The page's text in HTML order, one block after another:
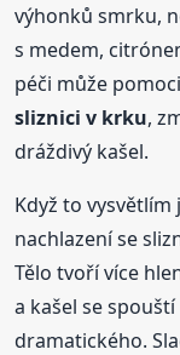
výhonků smrku,
s medem,
péči může
sliznici v krku,
dráždivý kašel.
Když to
nachlazení se
Tělo tvoří více
a kašel se
dramatického.